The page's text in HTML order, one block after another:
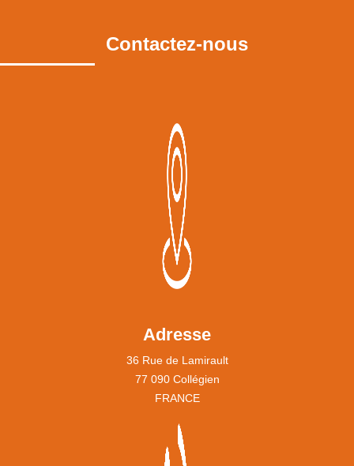
Contactez-nous
Adresse
36 Rue de Lamirault
77 090 Collégien
FRANCE